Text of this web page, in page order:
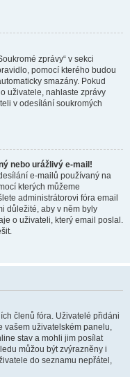
zprávy“ v sekci
pomocí kterého budou
smazány. Pokud
uživatele, nahlaste zprávy
v odesílání soukromých
nebo urážlivý e-mail!
e-mailů používaný na
kterých můžeme
administrátorovi fóra email
důležité, aby v něm byly
o uživateli, který email poslal.
členů fóra. Uživatelé přidáni
vašem uživatelském panelu,
stav a mohli jim posílat
můžou být zvýrazněny i
do seznamu nepřátel,